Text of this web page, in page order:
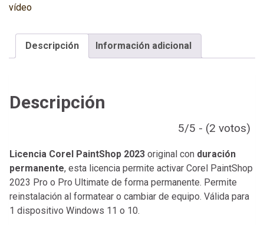
vídeo
Descripción Información adicional
Descripción
5/5 - (2 votos)
Licencia Corel PaintShop 2023 original con duración
permanente, esta licencia permite activar Corel PaintShop
2023 Pro o Pro Ultimate de forma permanente. Permite
reinstalación al formatear o cambiar de equipo. Válida para
1 dispositivo Windows 11 o 10.